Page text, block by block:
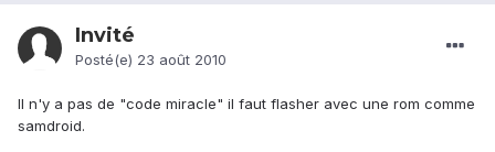
Invité
Posté(e) 23 août 2010
Il n'y a pas de "code miracle" il faut flasher avec une rom comme
samdroid.